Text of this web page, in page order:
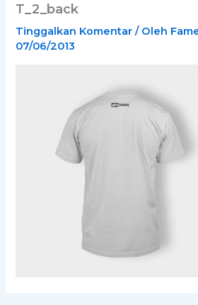
T_2_back
Tinggalkan Komentar / Oleh
07/06/2013